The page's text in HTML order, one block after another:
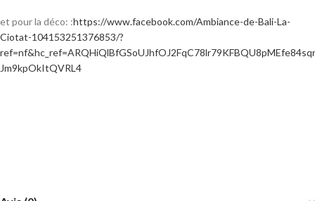
et pour la déco: :https://www.facebook.com/Ambiance-de-Bali-La-
Ciotat-104153251376853/?
Jm9kpOkItQVRL4